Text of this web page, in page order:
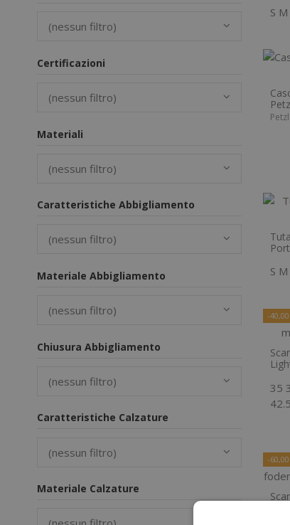
S M
Petzl
S M
-
35
42.5
-
(nessun filtro)
Certificazioni
(nessun filtro)
Materiali
(nessun filtro)
Caratteristiche Abbigliamento
(nessun filtro)
Materiale Abbigliamento
(nessun filtro)
Chiusura Abbigliamento
(nessun filtro)
Caratteristiche Calzature
(nessun filtro)
Materiale Calzature